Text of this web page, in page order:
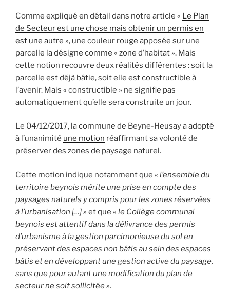
Comme expliqué en détail dans notre article « Le Plan
de Secteur est une chose mais obtenir un permis en
est une autre », une couleur rouge apposée sur une
parcelle la désigne comme « zone d’habitat ». Mais
cette notion recouvre deux réalités différentes : soit la
parcelle est déjà bâtie, soit elle est constructible à
l’avenir. Mais « constructible » ne signifie pas
automatiquement qu’elle sera construite un jour.
Le 04/12/2017, la commune de Beyne-Heusay a adopté
à l’unanimité une motion réaffirmant sa volonté de
préserver des zones de paysage naturel.
Cette motion indique notamment que « l’ensemble du
territoire beynois mérite une prise en compte des
paysages naturels y compris pour les zones réservées
à l’urbanisation […] » et que « le Collège communal
beynois est attentif dans la délivrance des permis
d’urbanisme à la gestion parcimonieuse du sol en
préservant des espaces non bâtis au sein des espaces
bâtis et en développant une gestion active du paysage,
sans que pour autant une modification du plan de
secteur ne soit sollicitée ».